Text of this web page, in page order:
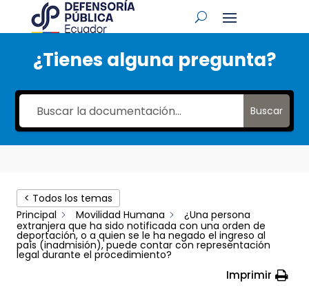
¿Tienes alguna pregunta?
Buscar
< Todos los temas
Principal
Movilidad Humana
¿Una persona
extranjera que ha sido notificada con una orden de
deportación, o a quien se le ha negado el ingreso al
país (inadmisión), puede contar con representación
legal durante el procedimiento?
Imprimir